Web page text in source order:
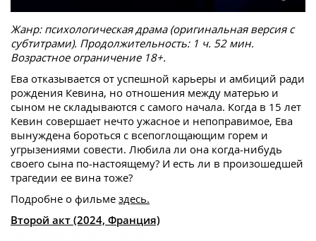
Жанр: психологическая драма (оригинальная версия с
субтитрами). Продолжительность: 1 ч. 52 мин.
Возрастное ограничение 18+.
Ева отказывается от успешной карьеры и амбиций ради
рождения Кевина, но отношения между матерью и
сыном не складываются с самого начала. Когда в 15 лет
Кевин совершает нечто ужасное и непоправимое, Ева
вынуждена бороться с всепоглощающим горем и
угрызениями совести. Любила ли она когда-нибудь
своего сына по-настоящему? И есть ли в произошедшей
трагедии ее вина тоже?
Подробне о фильме здесь.
Второй акт (2024, Франция)